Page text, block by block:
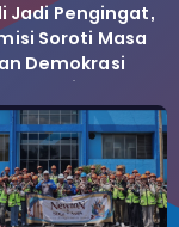
Jadi Pengingat,
Soroti Masa
Demokrasi
Indonesia